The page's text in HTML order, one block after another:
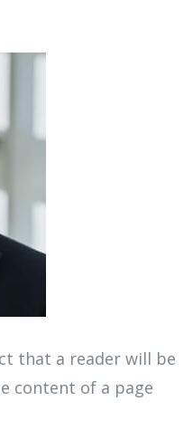
that a reader will be
content of a page